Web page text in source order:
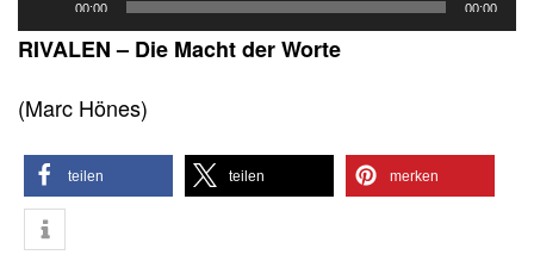
Player
00:00 00:00
RIVALEN – Die Macht der Worte
(Marc Hönes)
teilen teilen merken